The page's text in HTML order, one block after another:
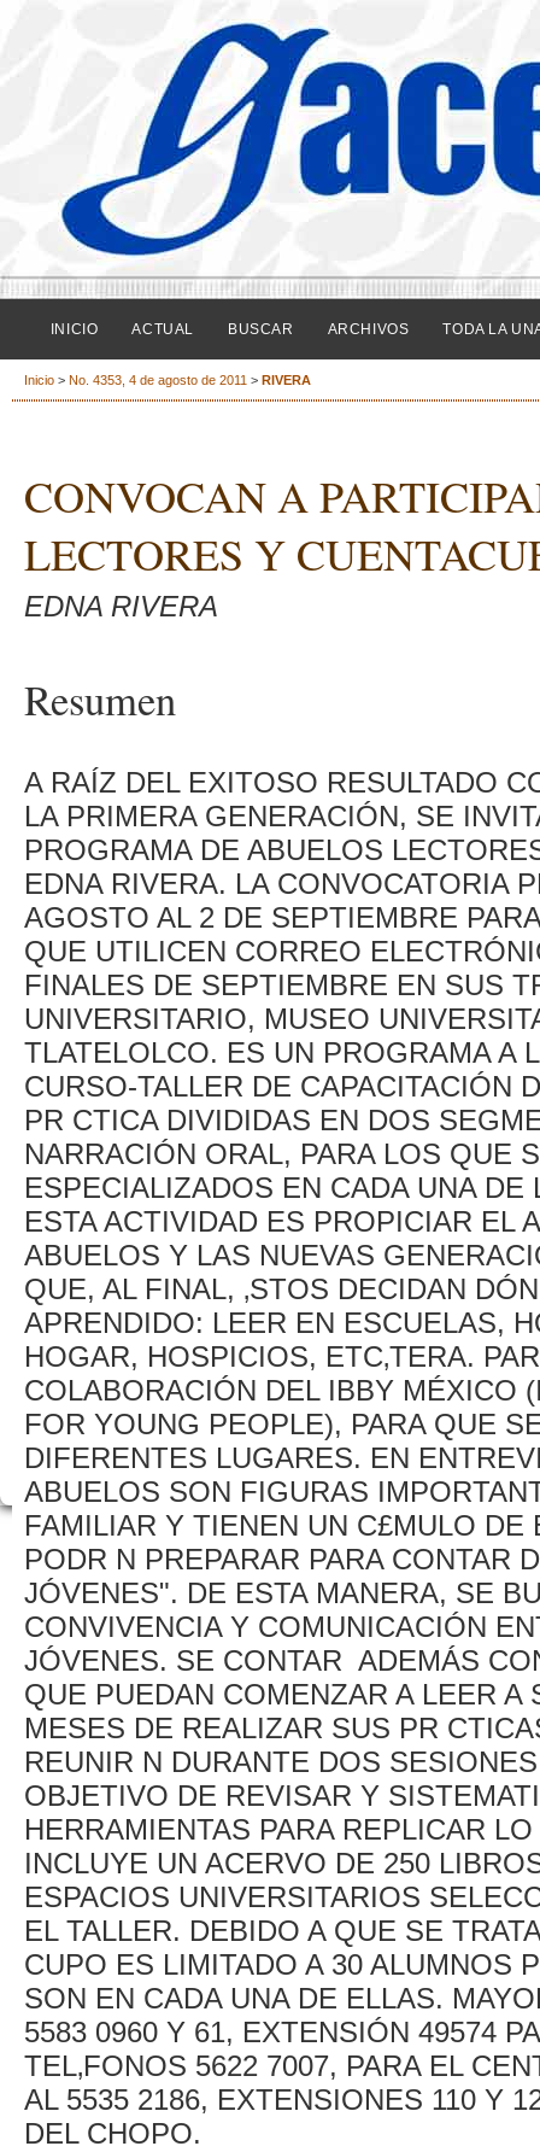
INICIO ACTUAL BUSCAR ARCHIVOS TODA LA
Inicio > No. 4353, 4 de agosto de 2011 > RIVERA
CONVOCAN A
LECTORES Y
EDNA RIVERA
Resumen
A RAÍZ DEL EXITOSO RESULTADO
LA PRIMERA GENERACIÓN, SE
PROGRAMA DE ABUELOS
EDNA RIVERA. LA CONVOCATORIA
AGOSTO AL 2 DE SEPTIEMBRE
QUE UTILICEN CORREO
FINALES DE SEPTIEMBRE EN SUS
UNIVERSITARIO, MUSEO
TLATELOLCO. ES UN PROGRAMA A
CURSO-TALLER DE CAPACITACIÓN
PR CTICA DIVIDIDAS EN DOS
NARRACIÓN ORAL, PARA LOS QUE
ESPECIALIZADOS EN CADA UNA
ESTA ACTIVIDAD ES PROPICIAR EL
ABUELOS Y LAS NUEVAS
QUE, AL FINAL, ‚STOS DECIDAN
APRENDIDO: LEER EN ESCUELAS,
HOGAR, HOSPICIOS, ETC‚TERA.
COLABORACIÓN DEL IBBY MÉXICO
FOR YOUNG PEOPLE), PARA QUE
DIFERENTES LUGARES. EN
ABUELOS SON FIGURAS
FAMILIAR Y TIENEN UN C£MULO DE
PODR N PREPARAR PARA CONTAR
JÓVENES". DE ESTA MANERA, SE
CONVIVENCIA Y COMUNICACIÓN
JÓVENES. SE CONTAR ADEMÁS
QUE PUEDAN COMENZAR A LEER
MESES DE REALIZAR SUS PR
REUNIR N DURANTE DOS
OBJETIVO DE REVISAR Y
HERRAMIENTAS PARA REPLICAR
INCLUYE UN ACERVO DE 250
ESPACIOS UNIVERSITARIOS
EL TALLER. DEBIDO A QUE SE
CUPO ES LIMITADO A 30 ALUMNOS
SON EN CADA UNA DE ELLAS.
5583 0960 Y 61, EXTENSIÓN 49574
TEL‚FONOS 5622 7007, PARA EL
AL 5535 2186, EXTENSIONES 110 Y
DEL CHOPO.